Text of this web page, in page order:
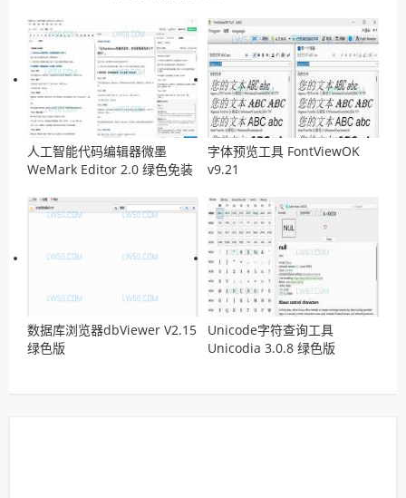
人工智能代码编辑器微墨
WeMark Editor 2.0 绿色免装
字体预览工具 FontViewOK
v9.21
数据库浏览器dbViewer V2.15
绿色版
Unicode字符查询工具
Unicodia 3.0.8 绿色版